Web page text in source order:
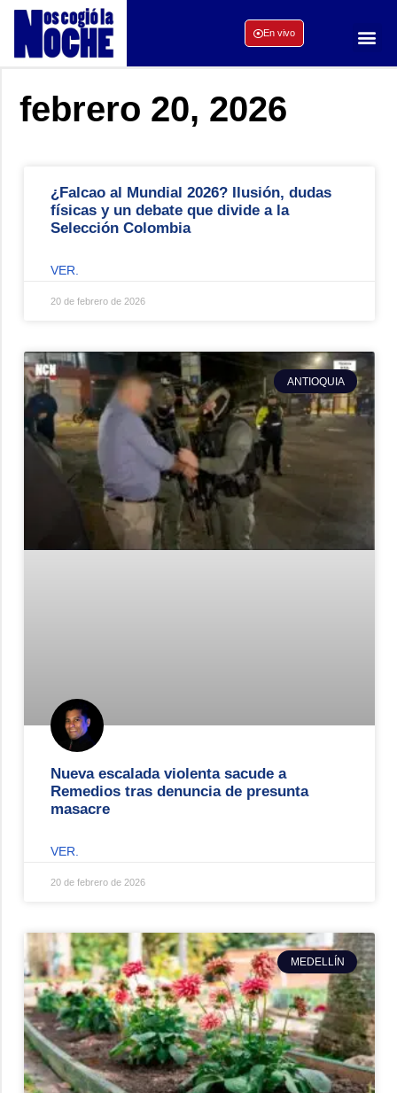
En vivo
febrero 20, 2026
¿Falcao al Mundial 2026? Ilusión, dudas
físicas y un debate que divide a la
Selección Colombia
VER.
20 de febrero de 2026
ANTIOQUIA
Nueva escalada violenta sacude a
Remedios tras denuncia de presunta
masacre
VER.
20 de febrero de 2026
MEDELLÍN